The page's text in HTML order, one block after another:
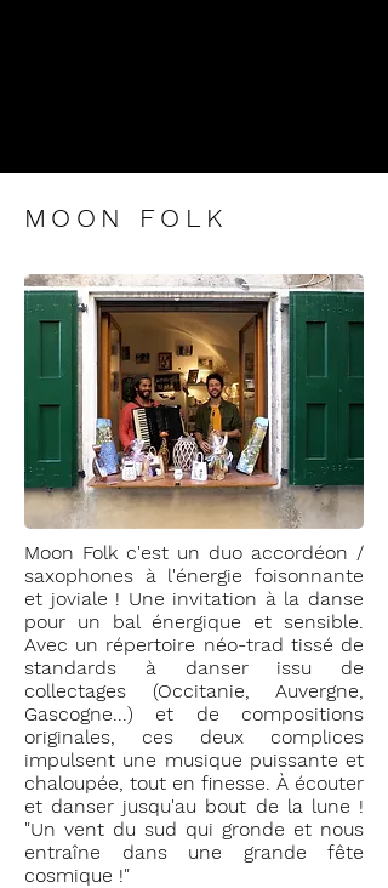
MOON FOLK
Moon Folk c'est un duo accordéon /
saxophones à l'énergie foisonnante
et joviale ! Une invitation à la danse
pour un bal énergique et sensible.
Avec un répertoire néo-trad tissé de
standards à danser issu de
collectages (Occitanie, Auvergne,
Gascogne...) et de compositions
originales, ces deux complices
impulsent une musique puissante et
chaloupée, tout en finesse. À écouter
et danser jusqu'au bout de la lune !
"Un vent du sud qui gronde et nous
entraîne dans une grande fête
cosmique !"